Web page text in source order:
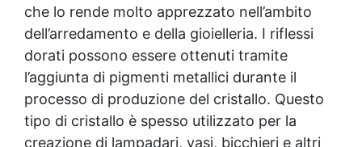
che lo rende molto apprezzato nell’ambito
dell’arredamento e della gioielleria. I riflessi
dorati possono essere ottenuti tramite
l’aggiunta di pigmenti metallici durante il
processo di produzione del cristallo. Questo
tipo di cristallo è spesso utilizzato per la
creazione di lampadari, vasi, bicchieri e altri